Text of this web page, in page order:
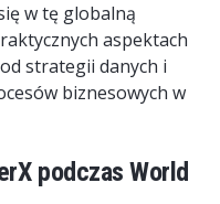
w tę globalną
aspektach
strategii danych i
biznesowych w
podczas World